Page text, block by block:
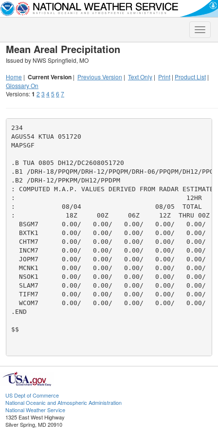
Toggle
Mean Areal Precipitation
Issued by NWS Springfield, MO
Home | Current Version | Previous Version | Text Only | Print | Product List |
Glossary On
Versions:1 2 3 45 6 7
234
AGUS54 KTUA 051720
MAPSGF
.B TUA 0805 DH12/DC2608051720
.B1 /DRH-18/PPQPM/DRH-12/PPQPM/DRH-06/PPQPM/DH12/
.B2 /DRH-12/PPKPM/DH12/PPDPM
: COMPUTED M.A.P. VALUES DERIVED FROM RADAR
:                                            12HR
:            08/04                   08/05  TOTAL
:             18Z     00Z     06Z     12Z  THRU 00Z
BSGM7      0.00/   0.00/   0.00/   0.00/   0.00/
BXTK1      0.00/   0.00/   0.00/   0.00/   0.00/
CHTM7      0.00/   0.00/   0.00/   0.00/   0.00/
INCM7      0.00/   0.00/   0.00/   0.00/   0.00/
JOPM7      0.00/   0.00/   0.00/   0.00/   0.00/
MCNK1      0.00/   0.00/   0.00/   0.00/   0.00/
NSOK1      0.00/   0.00/   0.00/   0.00/   0.00/
SLAM7      0.00/   0.00/   0.00/   0.00/   0.00/
TIFM7      0.00/   0.00/   0.00/   0.00/   0.00/
WCOM7      0.00/   0.00/   0.00/   0.00/   0.00/
.END
$$
US Dept of Commerce
National Oceanic and Atmospheric Administration
National Weather Service
1325 East West Highway
Silver Spring, MD 20910